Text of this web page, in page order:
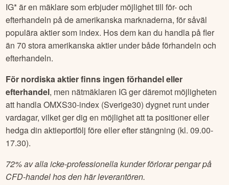
IG* är en mäklare som erbjuder möjlighet till för- och
efterhandeln på de amerikanska marknaderna, för såväl
populära aktier som index. Hos dem kan du handla på fler
än 70 stora amerikanska aktier under både förhandeln och
efterhandeln.
För nordiska aktier finns ingen förhandel eller
efterhandel, men nätmäklaren IG ger däremot möjligheten
att handla OMXS30-index (Sverige30) dygnet runt under
vardagar, vilket ger dig en möjlighet att ta positioner eller
hedga din aktieportfölj före eller efter stängning (kl. 09.00-
17.30).
72% av alla icke-professionella kunder förlorar pengar på
CFD-handel hos den här leverantören.